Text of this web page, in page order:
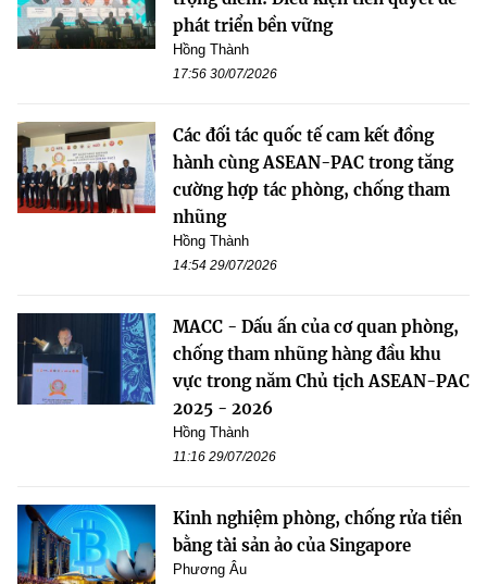
phát triển bền vững
Hồng Thành
17:56 30/07/2026
Các đối tác quốc tế cam kết đồng
hành cùng ASEAN-PAC trong tăng
cường hợp tác phòng, chống tham
nhũng
Hồng Thành
14:54 29/07/2026
MACC - Dấu ấn của cơ quan phòng,
chống tham nhũng hàng đầu khu
vực trong năm Chủ tịch ASEAN-PAC
2025 - 2026
Hồng Thành
11:16 29/07/2026
Kinh nghiệm phòng, chống rửa tiền
bằng tài sản ảo của Singapore
Phương Âu